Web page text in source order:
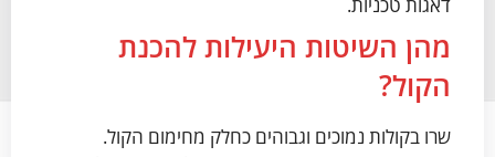
מהן השיטות היעילות להכנת
הקול?
שרו בקולות נמוכים וגבוהים כחלק מחימום הקול.